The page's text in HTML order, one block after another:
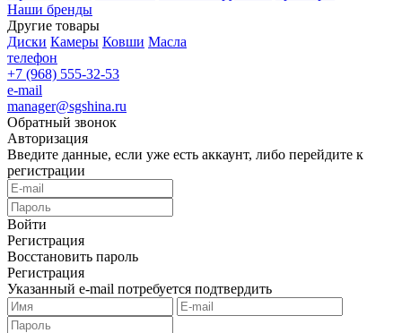
Наши бренды
Другие товары
Диски Камеры Ковши Масла
телефон
+7 (968) 555-32-53
e-mail
manager@sgshina.ru
Обратный звонок
Авторизация
Введите данные, если уже есть аккаунт, либо перейдите к
регистрации
Войти
Регистрация
Восстановить пароль
Регистрация
Указанный e-mail потребуется подтвердить